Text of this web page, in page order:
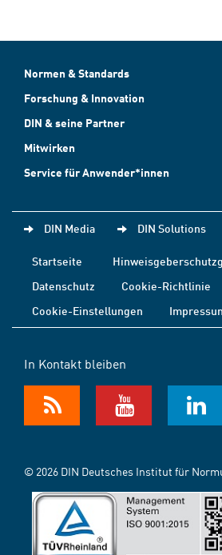
Normen & Standards
Forschung & Innovation
DIN & seine Partner
Mitwirken
Service für Anwender*innen
DIN Media DIN Solutions
Startseite
Datenschutz
Cookie-Richtlinie
Cookie-Einstellungen
In Kontakt bleiben
© 2026 DIN Deutsches Institut für